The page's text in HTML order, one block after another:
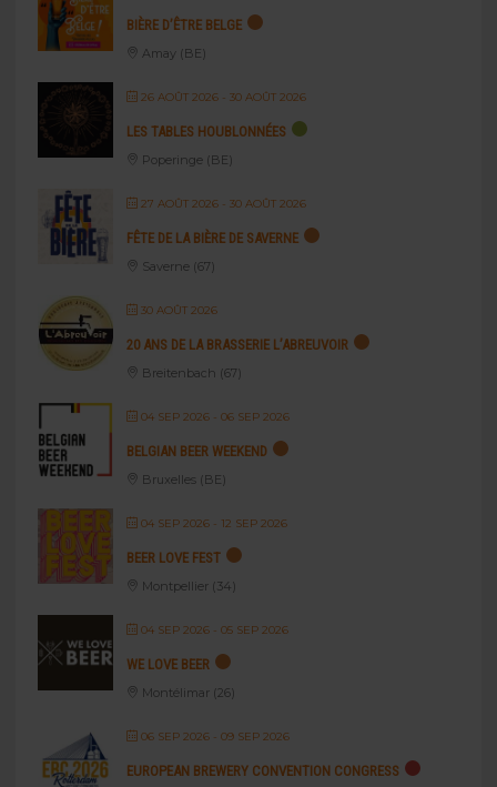
BIÈRE D’ÊTRE BELGE
Amay (BE)
26 AOÛT 2026- 30 AOÛT 2026
LES TABLES HOUBLONNÉES
Poperinge (BE)
27 AOÛT 2026- 30 AOÛT 2026
FÊTE DE LA BIÈRE DE SAVERNE
Saverne (67)
30 AOÛT 2026
20 ANS DE LA BRASSERIE L’ABREUVOIR
Breitenbach (67)
04 SEP 2026- 06 SEP 2026
BELGIAN BEER WEEKEND
Bruxelles (BE)
04 SEP 2026- 12 SEP 2026
BEER LOVE FEST
Montpellier (34)
04 SEP 2026- 05 SEP 2026
WE LOVE BEER
Montélimar (26)
06 SEP 2026- 09 SEP 2026
EUROPEAN BREWERY CONVENTION CONGRESS